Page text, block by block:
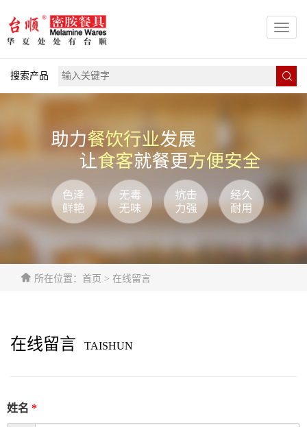
Toggle
搜索产品
所在位置：首页 > 在线留言
在线留言 TAISHUN
姓名 *